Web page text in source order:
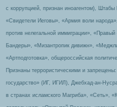
с коррупцией, признан иноагентом),
«Свидетели Иеговы», «Армия воли
против нелегальной иммиграции»,
Бандеры», «Мизантропик дивижн»,
«Артподготовка», общероссийская
Признаны террористическими и
государство» (ИГ, ИГИЛ), Джебхад-ан-
в странах исламского Магриба», «Сеть»,